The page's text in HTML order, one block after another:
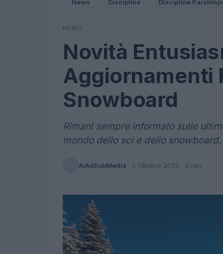
News Discipline Discipline
NEWS
Novità
Aggiornamenti
Snowboard
Rimani sempre informato sulle
mondo dello sci e dello snowboard.
AiAdhubMedia · 2 Ottobre 2025 · 3 min